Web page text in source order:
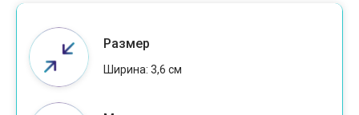
Размер
Ширина: 3,6 см